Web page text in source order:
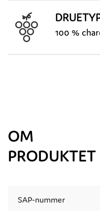
100 %
OM
PRODUKTET
SAP-nummer